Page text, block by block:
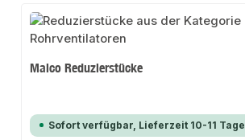
Maico Reduzierstücke
Sofort verfügbar, Lieferzeit 10-11 Tage